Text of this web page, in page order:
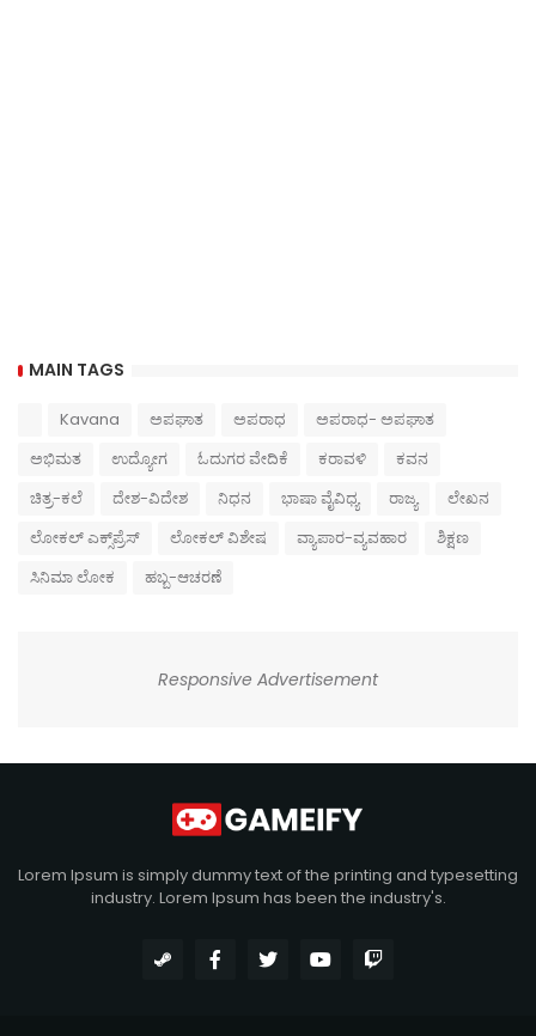
MAIN TAGS
Kavana ಅಪಘಾತ ಅಪರಾಧ
ಅಪರಾಧ- ಅಪಘಾತ
ಅಭಿಮತ
ಉದ್ಯೋಗ ಓದುಗರ ವೇದಿಕೆ ಕರಾವಳಿ
ಕವನ
ಚಿತ್ರ-ಕಲೆ
ದೇಶ-ವಿದೇಶ ನಿಧನ ಭಾಷಾ ವೈವಿಧ್ಯ ರಾಜ್ಯ
ಲೇಖನ
ಲೋಕಲ್ ಎಕ್ಸ್‌ಪ್ರೆಸ್
ಲೋಕಲ್ ವಿಶೇಷ ವ್ಯಾಪಾರ-ವ್ಯವಹಾರ
ಶಿಕ್ಷಣ
ಸಿನಿಮಾ ಲೋಕ
ಹಬ್ಬ-ಆಚರಣೆ
Responsive Advertisement
Lorem Ipsum is simply dummy text of the printing and typesetting
industry. Lorem Ipsum has been the industry's.